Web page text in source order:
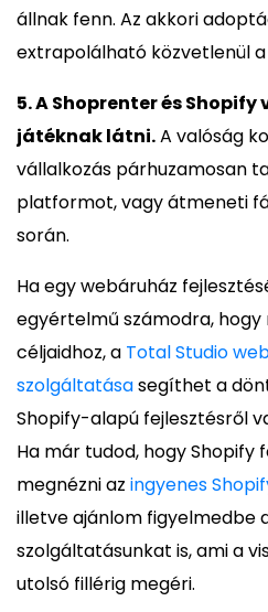
állnak fenn. Az akkori
extrapolálható közvetlenül a
5. A Shoprenter és
játéknak látni.A valóság
vállalkozás párhuzamosan
platformot, vagy átmeneti
során.
Ha egy webáruház
egyértelmű számodra,
céljaidhoz, a Total Studio
szolgáltatásasegíthet a
Shopify-alapú fejlesztésről
Ha már tudod, hogy Shopify
megnézni az ingyenes
illetve ajánlom figyelmedbe
szolgáltatásunkat is, ami a
utolsó fillérig megéri.